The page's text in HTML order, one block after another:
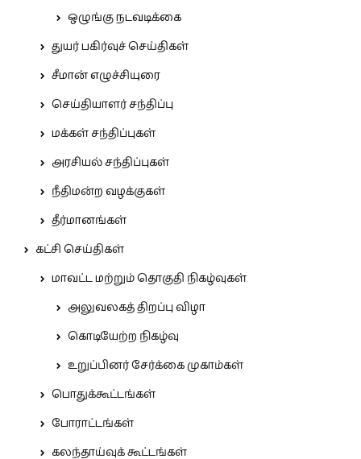
ஒழுங்கு நடவடிக்கை
துயர் பகிர்வுச் செய்திகள்
சீமான் எழுச்சியுரை
செய்தியாளர் சந்திப்பு
மக்கள் சந்திப்புகள்
அரசியல் சந்திப்புகள்
நீதிமன்ற வழக்குகள்
தீர்மானங்கள்
கட்சி செய்திகள்
மாவட்ட மற்றும் தொகுதி நிகழ்வுகள்
அலுவலகத் திறப்பு விழா
கொடியேற்ற நிகழ்வு
உறுப்பினர் சேர்க்கை முகாம்கள்
பொதுக்கூட்டங்கள்
போராட்டங்கள்
கலந்தாய்வுக் கூட்டங்கள்